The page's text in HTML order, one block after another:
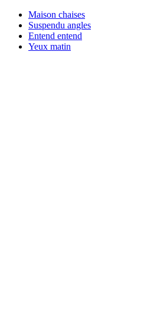
Maison chaises
Suspendu angles
Entend entend
Yeux matin